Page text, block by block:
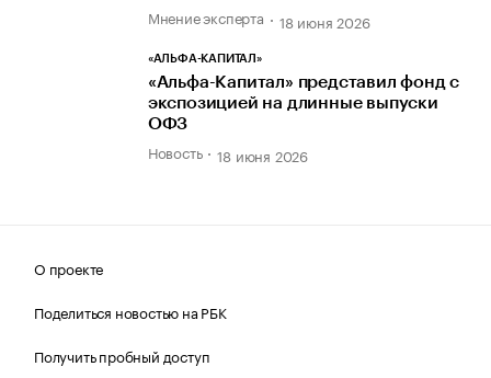
Мнение эксперта 18 июня 2026
«АЛЬФА-КАПИТАЛ»
«Альфа-Капитал» представил фонд с
экспозицией на длинные выпуски
ОФЗ
Новость 18 июня 2026
О проекте
Поделиться новостью на РБК
Получить пробный доступ